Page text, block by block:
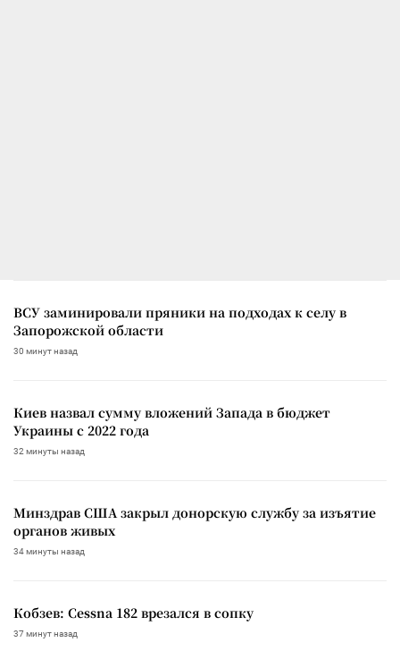
ВСУ заминировали пряники на подходах к селу в
Запорожской области
30 минут назад
Киев назвал сумму вложений Запада в бюджет
Украины с 2022 года
32 минуты назад
Минздрав США закрыл донорскую службу за изъятие
органов живых
34 минуты назад
Кобзев: Cessna 182 врезался в сопку
37 минут назад